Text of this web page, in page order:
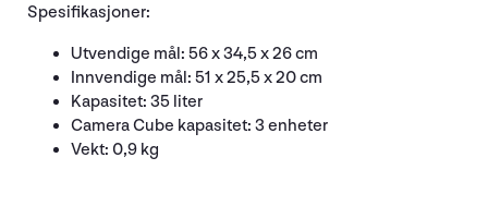
Spesifikasjoner:
Utvendige mål: 56 x 34,5 x 26 cm
Innvendige mål: 51 x 25,5 x 20 cm
Kapasitet: 35 liter
Camera Cube kapasitet: 3 enheter
Vekt: 0,9 kg